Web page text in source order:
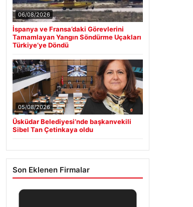
06/08/2026
İspanya ve Fransa’daki Görevlerini
Tamamlayan Yangın Söndürme Uçakları
Türkiye’ye Döndü
05/08/2026
Üsküdar Belediyesi’nde başkanvekili
Sibel Tan Çetinkaya oldu
Son Eklenen Firmalar